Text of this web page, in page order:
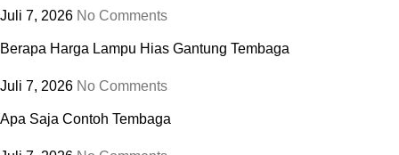
Juli 7, 2026 No Comments
Berapa Harga Lampu Hias Gantung Tembaga
Juli 7, 2026 No Comments
Apa Saja Contoh Tembaga